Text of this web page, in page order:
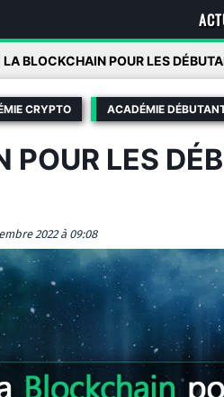
LA BLOCKCHAIN POUR LES
CRYPTO ACADÉMIE
POUR LES
2022 à 09:08